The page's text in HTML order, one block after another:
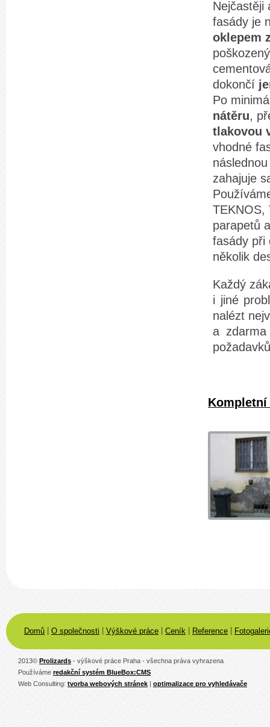
Nejčastěji
fasády je
oklepem
dokončí
Po
nátěru,
tlakovou
vhodné
zahajuje
TEKNOS,
parapetů
fasády při
několik
Každý
i jiné
nalézt
a zdarma
Domů O společnosti Výškové práce Ceník Reference
2013© Prolizards - výškové práce Praha - všechna práva vyhrazena
Používáme redakční systém BlueBox:CMS
Web Consulting: tvorba webových stránek | optimalizace pro vyhledávače